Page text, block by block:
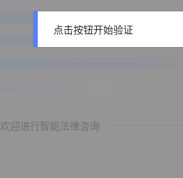
欢迎进行智能法律咨询
点击按钮开始验证